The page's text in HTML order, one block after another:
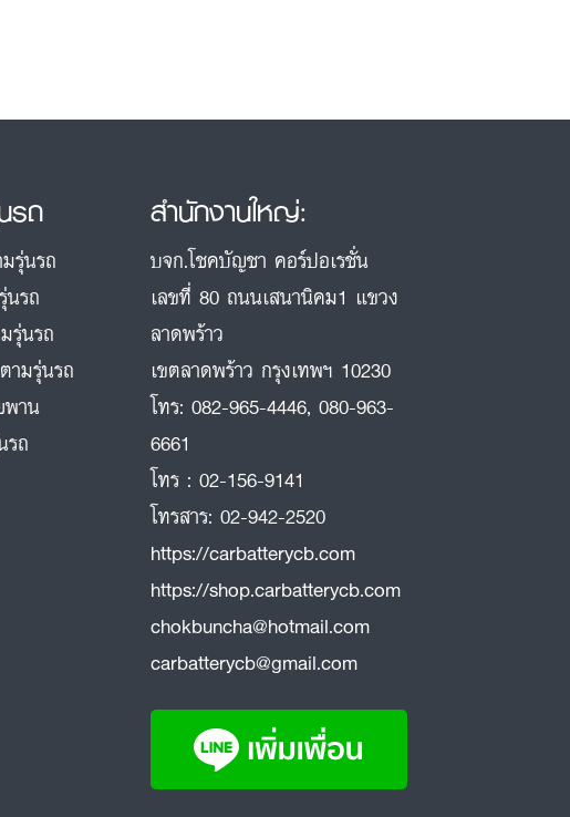
รถ
รุ่นรถ
นรถ
รุ่นรถ
ามรุ่นรถ
พาน
ถ
สำนักงานใหญ่:
บจก.โชคบัญชา คอร์ปอเรชั่น
เลขที่ 80 ถนนเสนานิคม1 แขวง
ลาดพร้าว
เขตลาดพร้าว กรุงเทพฯ 10230
โทร: 082-965-4446, 080-963-
6661
โทร : 02-156-9141
โทรสาร: 02-942-2520
https://carbatterycb.com
https://shop.carbatterycb.com
chokbuncha@hotmail.com
carbatterycb@gmail.com